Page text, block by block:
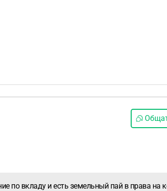
по вкладу и есть земельный пай в права на